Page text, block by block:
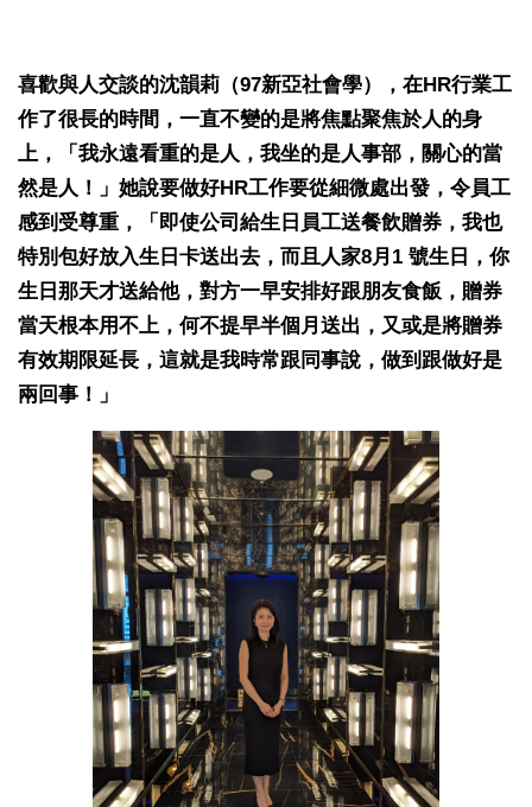
喜歡與人交談的沈韻莉（97新亞社會學），在HR行業工
作了很長的時間，一直不變的是將焦點聚焦於人的身
上，「我永遠看重的是人，我坐的是人事部，關心的當
然是人！」她說要做好HR工作要從細微處出發，令員工
感到受尊重，「即使公司給生日員工送餐飲贈券，我也
特別包好放入生日卡送出去，而且人家8月1 號生日，你
生日那天才送給他，對方一早安排好跟朋友食飯，贈券
當天根本用不上，何不提早半個月送出，又或是將贈券
有效期限延長，這就是我時常跟同事說，做到跟做好是
兩回事！」